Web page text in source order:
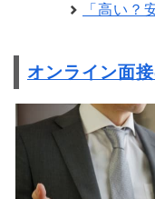
「高い？
オンライン面